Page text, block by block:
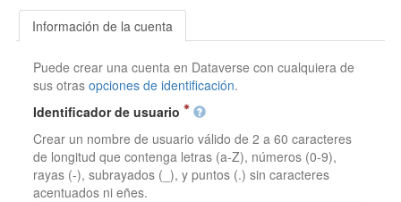
Información de la cuenta
Puede crear una cuenta en Dataverse con cualquiera de
sus otrasopciones de identificación.
Identificador de usuario
Crear un nombre de usuario válido de 2 a 60 caracteres
de longitud que contenga letras (a-Z), números (0-9),
rayas (-), subrayados (_), y puntos (.) sin caracteres
acentuados ni eñes.